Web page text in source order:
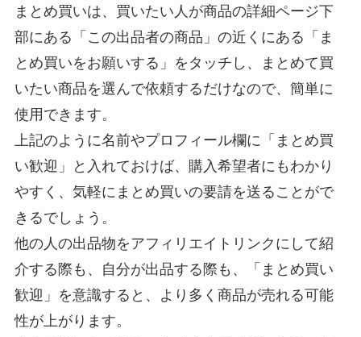
まとめ買いは、買いたい人が商品の詳細ページ下
部にある「この出品者の商品」の近くにある「ま
とめ買いをお願いする」をタッチし、まとめて買
いたい商品を選んで依頼するだけなので、簡単に
使用できます。
上記のように名前やプロフィール欄に「まとめ買
い歓迎」と入れておけば、購入希望者にもわかり
やすく、気軽にまとめ買いの要請を送ることがで
きるでしょう。
他の人の出品物をアフィリエイトリンクにして紹
介する際も、自分が出品する際も、「まとめ買い
歓迎」を意識すると、より多く商品が売れる可能
性が上がります。